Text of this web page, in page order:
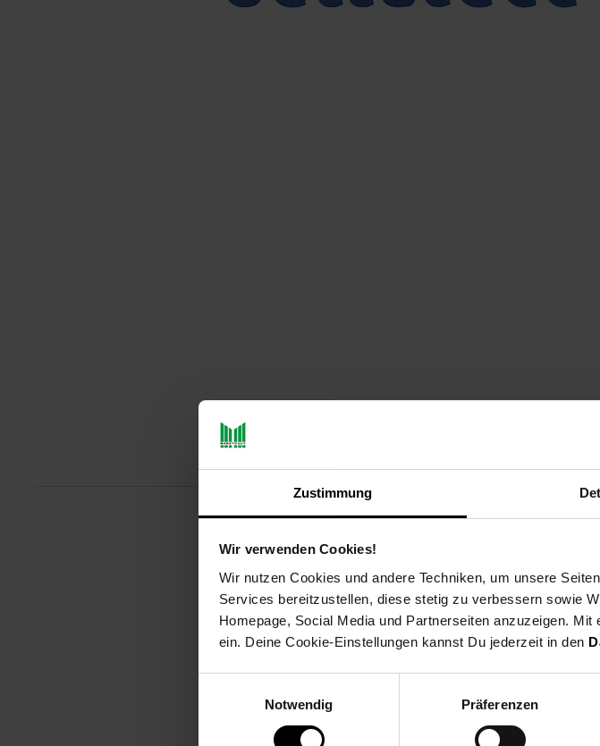
Zustimmung
Wir verwenden Cookies!
Wir nutzen Cookies und andere Techniken, um unsere
Services bereitzustellen, diese stetig zu verbessern sowie
Homepage, Social Media und Partnerseiten anzuzeigen.
ein. Deine Cookie-Einstellungen kannst Du jederzeit in den
Notwendig
Präferenzen
Trinkwasser-Optimierung, und kombiniert die Funktionen Wasser
2.200 Watt, ein verriegelbarer Sicherheitsdeckel und eine blaue
Ausstattungsmerkmale dieses 1,5L-Wasserkochers ab.
Artikelnummer: 3091962000
EAN: 4008496856367